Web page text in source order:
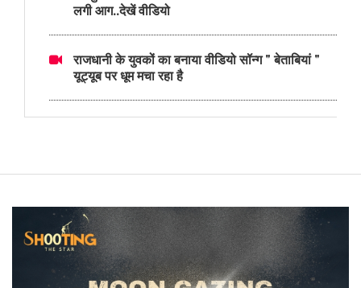
लगी आग..देखें वीडियो
राजधानी के युवकों का बनाया वीडियो सॉन्ग " बेताबियां "
यूट्यूब पर धूम मचा रहा है